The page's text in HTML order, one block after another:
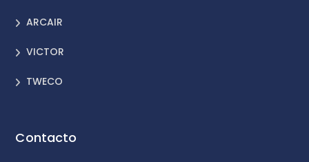
ARCAIR
VICTOR
TWECO
Contacto